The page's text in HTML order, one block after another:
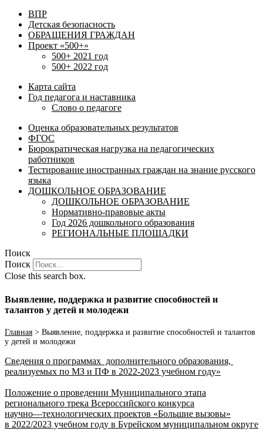
ВПР
Детская безопасность
ОБРАЩЕНИЯ ГРАЖДАН
Проект «500+»
500+ 2021 год
500+ 2022 год
Карта сайта
Год педагога и наставника
Слово о педагоге
Оценка образовательных результатов
ФГОС
Бюрократическая нагрузка на педагогических
работников
Тестирование иностранных граждан на знание русского
языка
ДОШКОЛЬНОЕ ОБРАЗОВАНИЕ
ДОШКОЛЬНОЕ ОБРАЗОВАНИЕ
Нормативно-правовые акты
Год 2026 дошкольного образования
РЕГИОНАЛЬНЫЕ ПЛОЩАДКИ
Поиск
Поиск
Close this search box.
Выявление, поддержка и развитие способностей и
талантов у детей и молодежи
Главная > Выявление, поддержка и развитие способностей и талантов
у детей и молодежи
Сведения о программах дополнительного образования,
реализуемых по МЗ и ПФ в 2022-2023 учебном году»
Положение о проведении Муниципального этапа
регионального трека Всероссийского конкурса
научно—технологических проектов «Большие вызовы»
в 2022/2023 учебном году в Бурейском муниципальном округе